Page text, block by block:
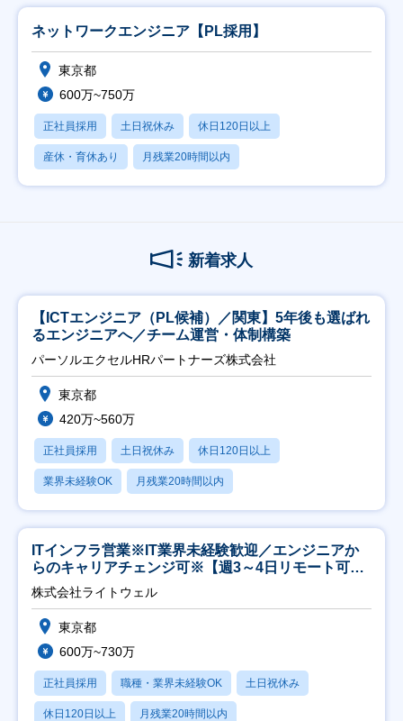
ネットワークエンジニア【PL採用】
東京都
600万~750万
正社員採用 土日祝休み 休日120日以上
産休・育休あり 月残業20時間以内
新着求人
【ICTエンジニア（PL候補）／関東】5年後も選ばれ
るエンジニアへ／チーム運営・体制構築
パーソルエクセルHRパートナーズ株式会社
東京都
420万~560万
正社員採用 土日祝休み 休日120日以上
業界未経験OK 月残業20時間以内
ITインフラ営業※IT業界未経験歓迎／エンジニアか
らのキャリアチェンジ可※【週3～4日リモート可
能】
株式会社ライトウェル
東京都
600万~730万
正社員採用 職種・業界未経験OK 土日祝休み
休日120日以上 月残業20時間以内